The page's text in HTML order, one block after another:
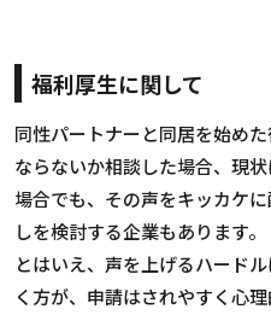
福利厚生に関して
同性パートナーと同居を始め
ならないか相談した場合、現
場合でも、その声をキッカケ
しを検討する企業もあります。
とはいえ、声を上げるハード
く方が、申請はされやすく心理